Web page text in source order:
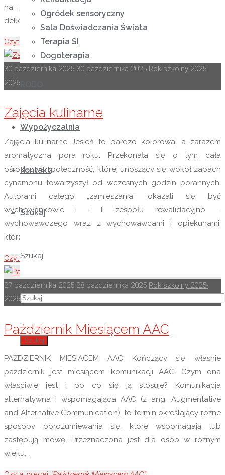
Ogródek sensoryczny
Sala Doświadczania Świata
Terapia SI
Dogoterapia
Wypożyczalnia
Kontakt
Szukaj
Szukaj:
Szukaj
na grobie zmarłych. W naszych pracach plastycznych
dekorowaliśmy znicz, który jest …
Czytaj więcej "Wszystkich Świętych"
30 października 2025 30 października 2025 Rok szkolny 2025-
2026
Zajęcia kulinarne
Zajęcia kulinarne Jesień to bardzo kolorowa, a zarazem
aromatyczna pora roku. Przekonała się o tym cała
ośrodkowa społeczność, której unoszący się wokół zapach
cynamonu towarzyszył od wczesnych godzin porannych.
Autorami całego „zamieszania” okazali się być
wychowankowie I i II zespołu rewalidacyjno –
wychowawczego wraz z wychowawcami i opiekunami,
którzy, w …
Czytaj więcej
27 października 2025 28 października 2025 Rok szkolny 2025-
2026
Październik Miesiącem AAC
PAŹDZIERNIK MIESIĄCEM AAC Kończący się właśnie
październik jest miesiącem komunikacji AAC. Czym ona
właściwie jest i po co się ją stosuje? Komunikacja
alternatywna i wspomagająca AAC (z ang. Augmentative
and Alternative Communication), to termin określający różne
sposoby porozumiewania się, które wspomagają lub
zastępują mowę. Przeznaczona jest dla osób w różnym
wieku, …